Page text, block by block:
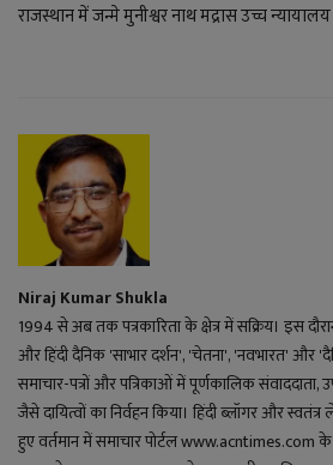
राजस्थान में जन्मे मुनीश्वर नाथ मद्रास उच्च
Niraj Kumar Shukla
1994 से अब तक पत्रकारिता के क्षेत्र में सक्रिय। इस
और हिंदी दैनिक 'साभार दर्शन', 'चेतना', 'नवभारत' और
समाचार-पत्रों और पत्रिकाओं में पूर्णकालिक
जैसे दायित्वों का निर्वहन किया। हिंदी ब्लॉगर और
हुए वर्तमान में समाचार पोर्टल www.acntimes.com